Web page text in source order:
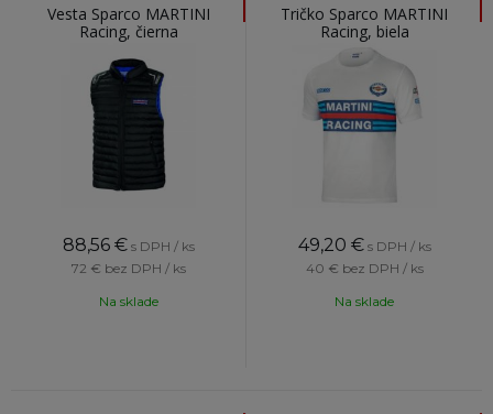
Vesta Sparco MARTINI
Racing, čierna
88,56 € s DPH / ks
72 € bez DPH / ks
Na sklade
Tričko Sparco MARTINI
Racing, biela
49,20 € s DPH / ks
40 € bez DPH / ks
Na sklade